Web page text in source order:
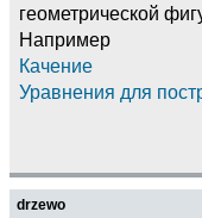
геометрической
Например
Качение
Уравнения для
drzewo